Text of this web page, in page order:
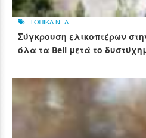
ΤΟΠΙΚΑ ΝΕΑ
Σύγκρουση ελικοπτέρων
όλα τα Bell μετά το